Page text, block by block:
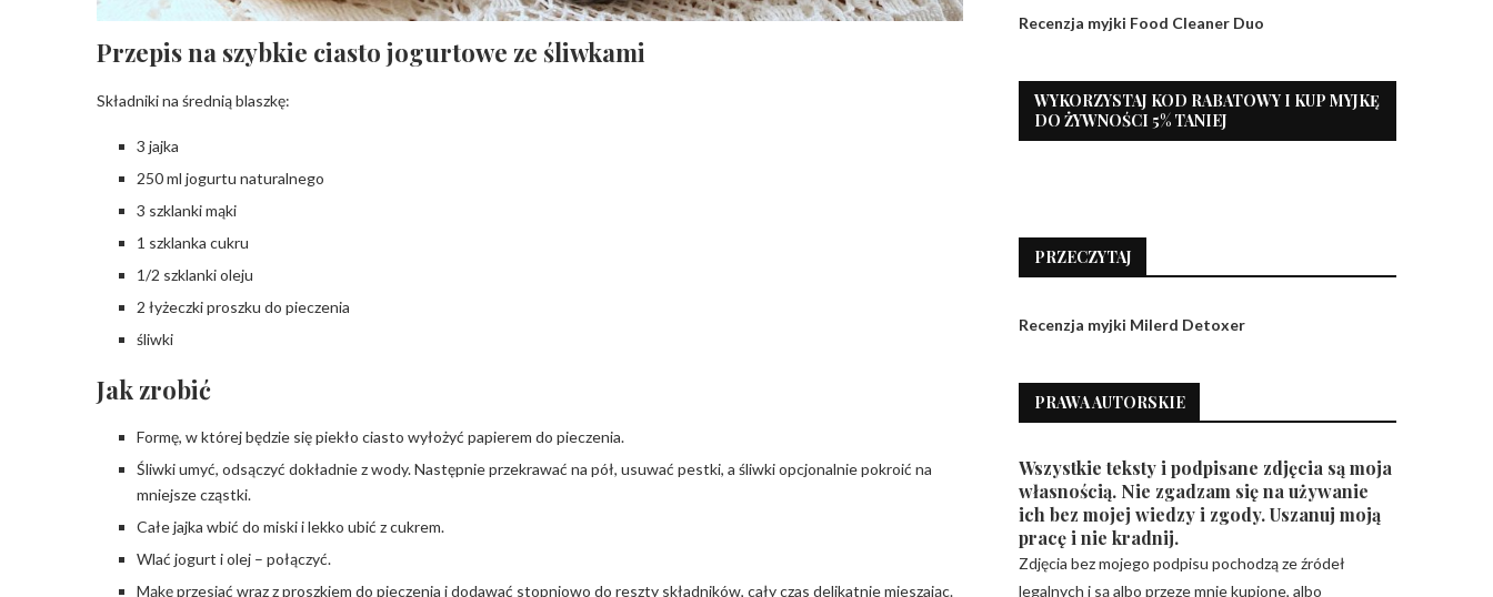
Przepis na szybkie ciasto jogurtowe ze śliwkami
Składniki na średnią blaszkę:
3 jajka
250 ml jogurtu naturalnego
3 szklanki mąki
1 szklanka cukru
1/2 szklanki oleju
2 łyżeczki proszku do pieczenia
śliwki
Jak zrobić
Formę, w której będzie się piekło ciasto wyłożyć papierem do pieczenia.
Śliwki umyć, odsączyć dokładnie z wody. Następnie przekrawać na pół, usuwać pestki, a śliwki opcjonalnie pokroić na
mniejsze cząstki.
Całe jajka wbić do miski i lekko ubić z cukrem.
Wlać jogurt i olej – połączyć.
Mąkę przesiać wraz z proszkiem do pieczenia i dodawać stopniowo do reszty składników, cały czas delikatnie mieszając.
Recenzja myjki Food Cleaner Duo
WYKORZYSTAJ KOD RABATOWY I KUP MYJKĘ
DO ŻYWNOŚCI 5% TANIEJ
PRZECZYTAJ
Recenzja myjki Milerd Detoxer
PRAWA AUTORSKIE
Wszystkie teksty i podpisane zdjęcia są moja
własnością. Nie zgadzam się na używanie
ich bez mojej wiedzy i zgody. Uszanuj moją
pracę i nie kradnij.
Zdjęcia bez mojego podpisu pochodzą ze źródeł
legalnych i są albo przeze mnie kupione, albo